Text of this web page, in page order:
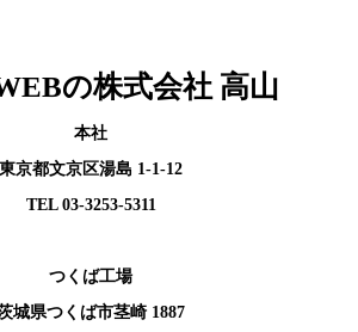
の株式会社 高山
本社
東京都文京区湯島 1-1-12
TEL 03-3253-5311
つくば工場
城県つくば市茎崎 1887